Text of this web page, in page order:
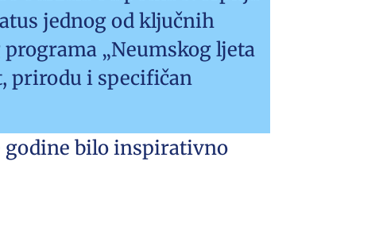
jednog od ključnih
„Neumskog ljeta
prirodu i specifičan
godine bilo inspirativno